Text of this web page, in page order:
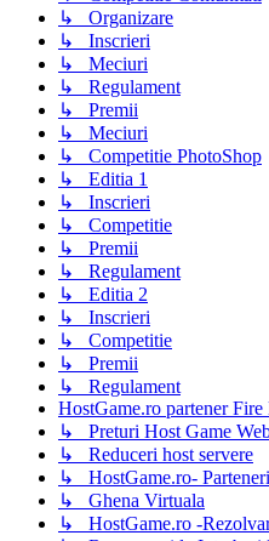
↳ Organizare
↳ Inscrieri
↳ Meciuri
↳ Regulament
↳ Premii
↳ Meciuri
↳ Competitie PhotoShop
↳ Editia 1
↳ Inscrieri
↳ Competitie
↳ Premii
↳ Regulament
↳ Editia 2
↳ Inscrieri
↳ Competitie
↳ Premii
↳ Regulament
HostGame.ro partener
↳ Preturi Host Game
↳ Reduceri host servere
↳ HostGame.ro-
↳ Ghena Virtuala
↳ HostGame.ro -